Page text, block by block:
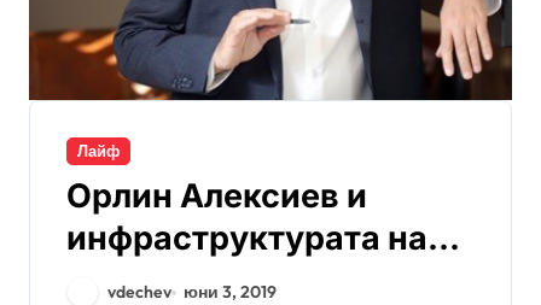
Лайф
Орлин Алексиев и
инфраструктурата на
образованието
vdechev юни 3, 2019